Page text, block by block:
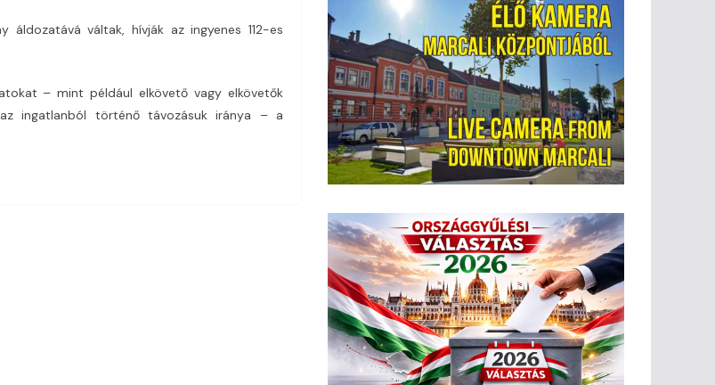
áldozatává váltak, hívják az ingyenes 112-es
– mint például elkövető vagy elkövetők
ingatlanból történő távozásuk iránya – a